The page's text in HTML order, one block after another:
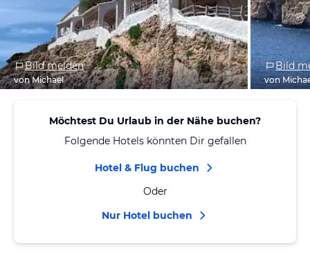
Bild melden
von Michael
Bild
von
Möchtest Du Urlaub in der Nähe buchen?
Folgende Hotels könnten Dir gefallen
Hotel & Flug buchen
Oder
Nur Hotel buchen